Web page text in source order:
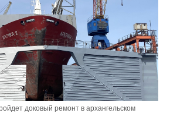
Все службы
доковый ремонт в архангельском